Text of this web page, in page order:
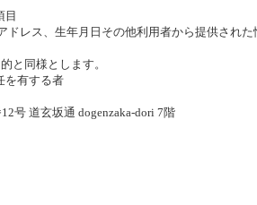
目
ドレス、生年月日その他利用者から提供され
と同様とします。
を有する者
号 道玄坂通 dogenzaka-dori 7階